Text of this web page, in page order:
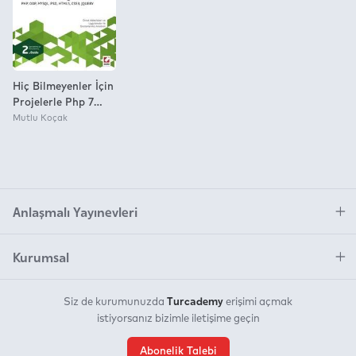
Hiç Bilmeyenler İçin
Projelerle Php 7
Sıfırdan Web
Mutlu Koçak
Anlaşmalı Yayınevleri
Kurumsal
Siz de kurumunuzda Turcademy erişimi açmak
istiyorsanız bizimle iletişime geçin
Abonelik Talebi